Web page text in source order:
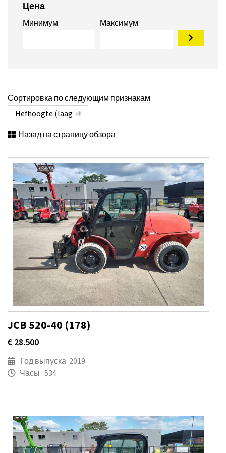
Цена
Минимум Максимум
Сортировка по следующим признакам
Назад на страницу обзора
JCB 520-40 (178)
€ 28.500
Год выпуска: 2019
Часы : 534